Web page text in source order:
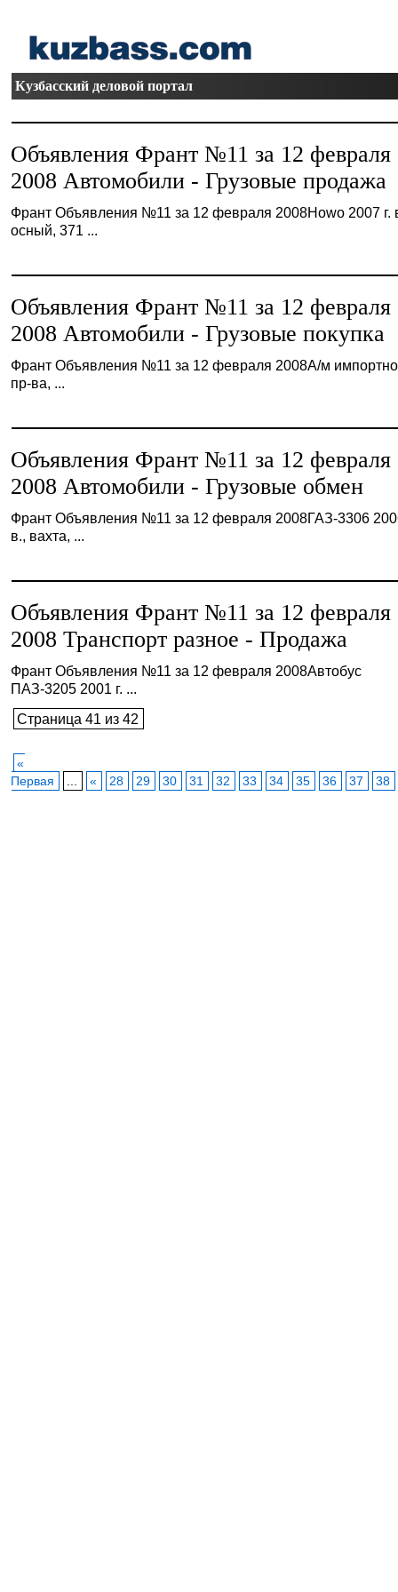
Кузбасский деловой портал
Объявления Франт №11 за 12 февраля
2008 Автомобили - Грузовые продажа
Франт Объявления №11 за 12 февраля 2008Howo 2007 г.
осный, 371 ...
Объявления Франт №11 за 12 февраля
2008 Автомобили - Грузовые покупка
Франт Объявления №11 за 12 февраля 2008А/м
пр-ва, ...
Объявления Франт №11 за 12 февраля
2008 Автомобили - Грузовые обмен
Франт Объявления №11 за 12 февраля 2008ГАЗ-3306
в., вахта, ...
Объявления Франт №11 за 12 февраля
2008 Транспорт разное - Продажа
Франт Объявления №11 за 12 февраля 2008Автобус
ПАЗ-3205 2001 г. ...
Страница 41 из 42
«
Первая
« 28 29 30 31 32 33 34 35 36 37 38